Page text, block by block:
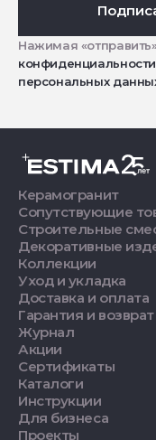
Нажимая
конфиденциальности
персональных
Керамогранит
Сопутствующие
Строительные
Декоративные
Коллекции
Уход и укладка
Доставка и оплата
Гарантия и возврат
Журнал
Акции
Сертификаты
Каталоги
Инструкции
Для бизнеса
Проекты